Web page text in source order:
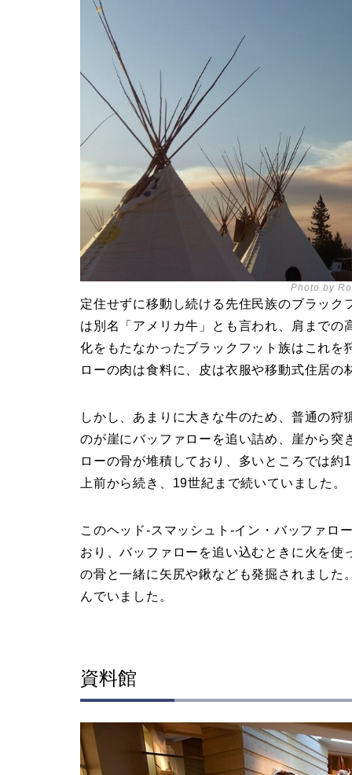
Photo by
定住せずに移動し続ける先住民族のブラッ
は別名「アメリカ牛」とも言われ、肩まで
化をもたなかったブラックフット族はこれ
ローの肉は食料に、皮は衣服や移動式住居の
しかし、あまりに大きな牛のため、普通の
のが崖にバッファローを追い詰め、崖から
ローの骨が堆積しており、多いところでは
上前から続き、19世紀まで続いていました。
このヘッド-スマッシュト-イン・バッファロ
おり、バッファローを追い込むときに火を
の骨と一緒に矢尻や鍬なども発掘されまし
んでいました。
資料館